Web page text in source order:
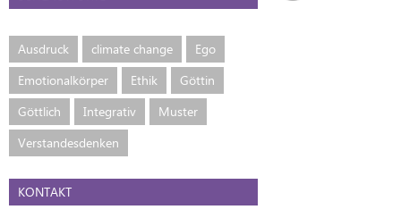
Ausdruck climate change
Ego
Emotionalkörper
Ethik
Göttin
Göttlich
Integrativ
Muster
Verstandesdenken
KONTAKT